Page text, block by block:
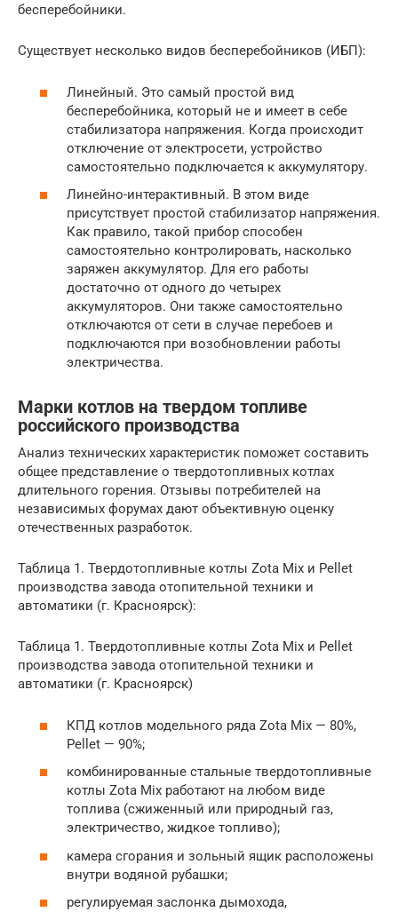
бесперебойники.
Существует несколько видов бесперебойников (ИБП):
Линейный. Это самый простой вид
бесперебойника, который не и имеет в себе
стабилизатора напряжения. Когда происходит
отключение от электросети, устройство
самостоятельно подключается к аккумулятору.
Линейно-интерактивный. В этом виде
присутствует простой стабилизатор напряжения.
Как правило, такой прибор способен
самостоятельно контролировать, насколько
заряжен аккумулятор. Для его работы
достаточно от одного до четырех
аккумуляторов. Они также самостоятельно
отключаются от сети в случае перебоев и
подключаются при возобновлении работы
электричества.
Марки котлов на твердом топливе
российского производства
Анализ технических характеристик поможет составить
общее представление о твердотопливных котлах
длительного горения. Отзывы потребителей на
независимых форумах дают объективную оценку
отечественных разработок.
Таблица 1. Твердотопливные котлы Zota Mix и Pellet
производства завода отопительной техники и
автоматики (г. Красноярск):
Таблица 1. Твердотопливные котлы Zota Mix и Pellet
производства завода отопительной техники и
автоматики (г. Красноярск)
КПД котлов модельного ряда Zota Mix — 80%,
Pellet — 90%;
комбинированные стальные твердотопливные
котлы Zota Mix работают на любом виде
топлива (сжиженный или природный газ,
электричество, жидкое топливо);
камера сгорания и зольный ящик расположены
внутри водяной рубашки;
регулируемая заслонка дымохода,